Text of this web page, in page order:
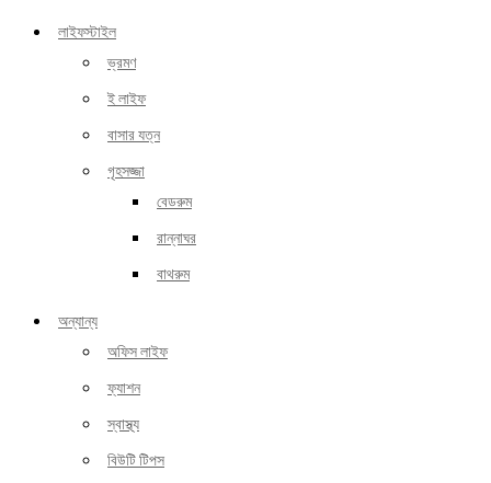
লাইফস্টাইল
ভ্রমণ
ই লাইফ
বাসার যত্ন
গৃহসজ্জা
বেডরুম
রান্নাঘর
বাথরুম
অন্যান্য
অফিস লাইফ
ফ্যাশন
স্বাস্থ্য
বিউটি টিপস